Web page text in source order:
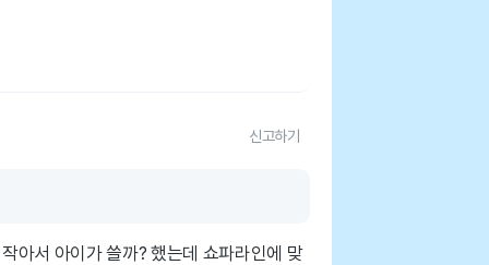
신고하기
아서 아이가 쓸까? 했는데 쇼파라인에 맞